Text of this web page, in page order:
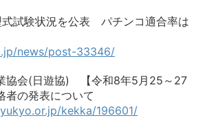
試験状況を公表 パチンコ適合率は
news/post-33346/
協会(日遊協) 【令和8年5月25～27
者の発表について
kekka/196601/